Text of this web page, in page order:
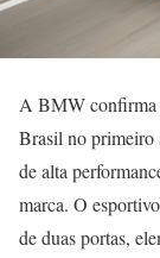
A BMW confirma
Brasil no primeiro
de alta
marca. O
de duas portas,